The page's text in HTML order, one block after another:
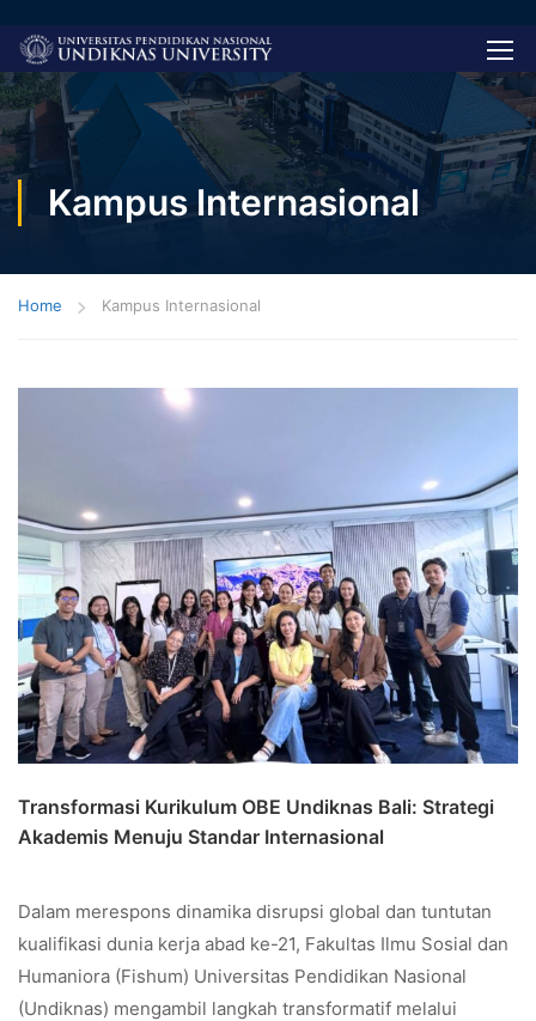
Kampus Internasional
Home Kampus Internasional
Transformasi Kurikulum OBE Undiknas Bali: Strategi
Akademis Menuju Standar Internasional
Dalam merespons dinamika disrupsi global dan tuntutan
kualifikasi dunia kerja abad ke-21, Fakultas Ilmu Sosial dan
Humaniora (Fishum) Universitas Pendidikan Nasional
(Undiknas) mengambil langkah transformatif melalui